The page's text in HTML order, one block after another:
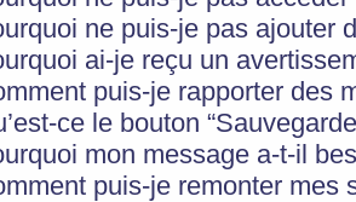
ne puis-je pas ajouter
ai-je reçu un
puis-je rapporter des
ce le bouton
mon message a-t-il
puis-je remonter mes